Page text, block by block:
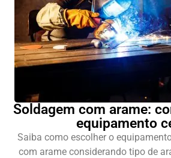
Soldagem com arame:
equipamento
Saiba como escolher o
com arame considerando tipo de